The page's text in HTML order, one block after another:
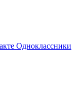
Одноклассники